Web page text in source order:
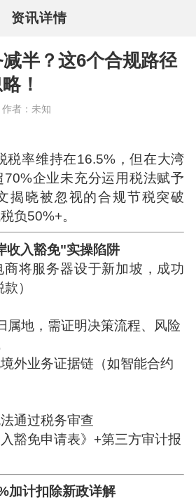
资讯详情
半？这6个合规路径
！
作者：未知
税率维持在16.5%，但在大湾
70%企业未充分运用税法赋予
揭晓被忽视的合规节税突破
负50%+。
收入豁免"实操陷阱
商将服务器设于新加坡，成功
）
属地，需证明决策流程、风险
外业务证据链（如智能合约
通过税务审查
豁免申请表》+第三方审计报
加计扣除新政详解